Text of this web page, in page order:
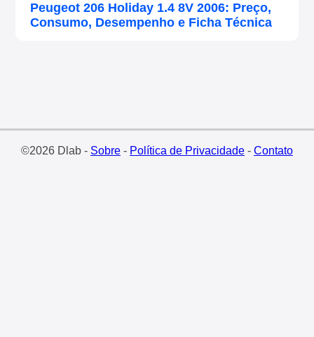
Peugeot 206 Holiday 1.4 8V 2006: Preço,
Consumo, Desempenho e Ficha Técnica
©2026 Dlab - Sobre- Política de Privacidade- Contato